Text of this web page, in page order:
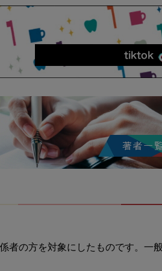
者の方を対象にしたものです。一